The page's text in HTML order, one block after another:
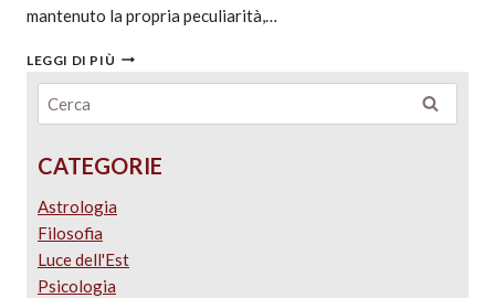
mantenuto la propria peculiarità,…
LEGGI DI PIÙ
CATEGORIE
Astrologia
Filosofia
Luce dell'Est
Psicologia